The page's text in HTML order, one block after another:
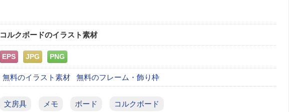
コルクボードのイラスト素材
EPS JPG PNG
無料のイラスト素材 無料のフレーム・飾り枠
文房具 メモ ボード コルクボード